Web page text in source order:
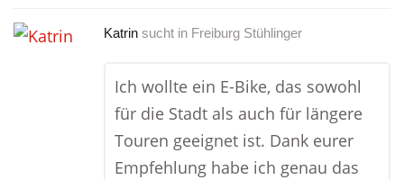
Katrin sucht in Freiburg Stühlinger
Ich wollte ein E-Bike, das sowohl
für die Stadt als auch für längere
Touren geeignet ist. Dank eurer
Empfehlung habe ich genau das